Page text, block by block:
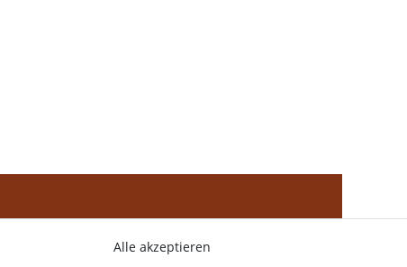
Alle akzeptieren